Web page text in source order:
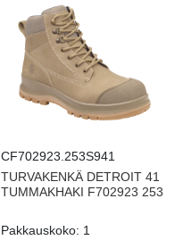
CF702923.253S941
TURVAKENKÄ DETROIT 41
TUMMAKHAKI F702923 253
Pakkauskoko: 1